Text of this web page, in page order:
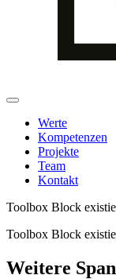
Werte
Kompetenzen
Projekte
Team
Kontakt
Toolbox Block
Toolbox Block
Weitere